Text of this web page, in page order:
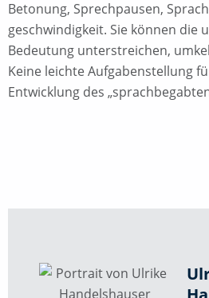
Betonung, Sprechpausen,
geschwindigkeit. Sie können die
Bedeutung unterstreichen,
Keine leichte Aufgabenstellung
Entwicklung des